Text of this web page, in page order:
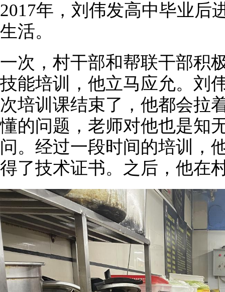
2017年，刘伟发高中毕业后
生活。
一次，村干部和帮联干部积
技能培训，他立马应允。刘
次培训课结束了，他都会拉
懂的问题，老师对他也是知
问。经过一段时间的培训，
得了技术证书。之后，他在